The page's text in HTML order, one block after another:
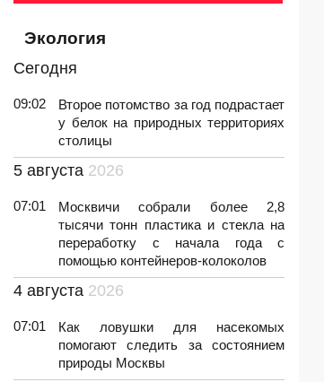
Экология
Сегодня
09:02
Второе потомство за год подрастает
у белок на природных территориях
столицы
5 августа 2026
07:01
Москвичи собрали более 2,8
тысячи тонн пластика и стекла на
переработку с начала года с
помощью контейнеров-колоколов
4 августа 2026
07:01
Как ловушки для насекомых
помогают следить за состоянием
природы Москвы